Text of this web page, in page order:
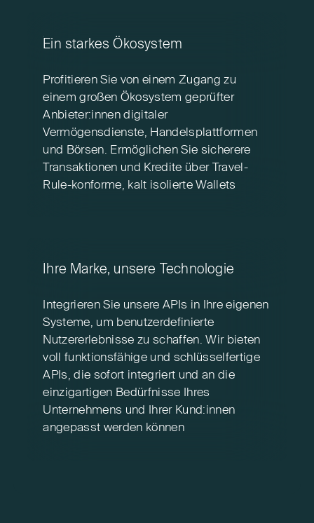
Ein starkes Ökosystem
Profitieren Sie von einem Zugang zu
einem großen Ökosystem geprüfter
Anbieter:innen digitaler
Vermögensdienste, Handelsplattformen
und Börsen. Ermöglichen Sie sicherere
Transaktionen und Kredite über Travel-
Rule-konforme, kalt isolierte Wallets
Ihre Marke, unsere Technologie
Integrieren Sie unsere APIs in Ihre eigenen
Systeme, um benutzerdefinierte
Nutzererlebnisse zu schaffen. Wir bieten
voll funktionsfähige und schlüsselfertige
APIs, die sofort integriert und an die
einzigartigen Bedürfnisse Ihres
Unternehmens und Ihrer Kund:innen
angepasst werden können